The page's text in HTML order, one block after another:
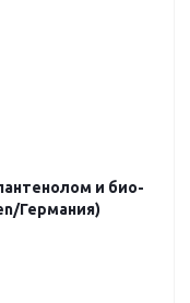
и био-
Германия)